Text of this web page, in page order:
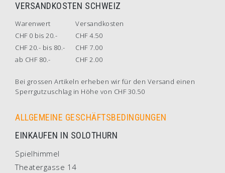
VERSANDKOSTEN SCHWEIZ
Warenwert
Versandkosten
CHF 0 bis 20.-
CHF 4.50
CHF 20.- bis 80.-
CHF 7.00
ab CHF 80.-
CHF 2.00
Bei grossen Artikeln erheben wir für den Versand einen
Sperrgutzuschlag in Höhe von CHF 30.50
ALLGEMEINE GESCHÄFTSBEDINGUNGEN
EINKAUFEN IN SOLOTHURN
Spielhimmel
Theatergasse 14